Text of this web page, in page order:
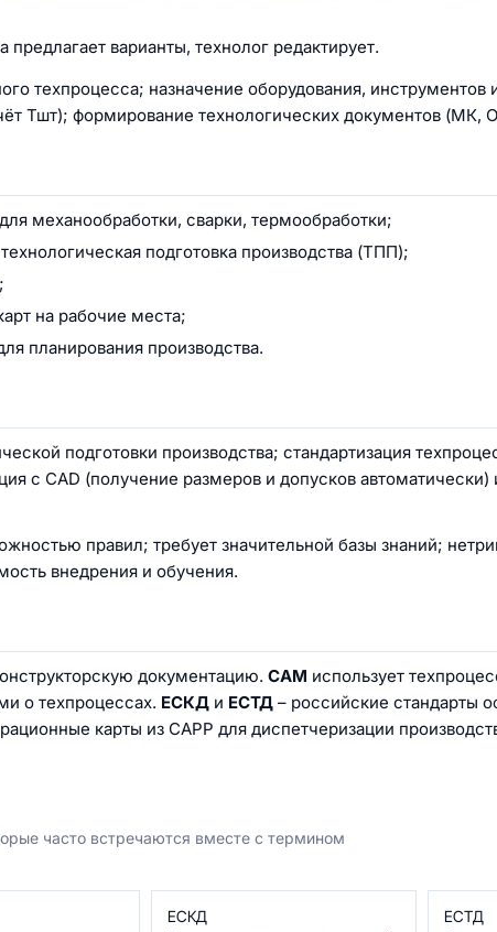
предлагает варианты, технолог редактирует.
техпроцесса; назначение оборудования, инструментов
Тшт); формирование технологических документов
механообработки, сварки, термообработки;
подготовка производства (ТПП);
на рабочие места;
планирования производства.
подготовки производства; стандартизация
с CAD (получение размеров и допусков
правил; требует значительной базы знаний;
внедрения и обучения.
документацию. CAM использует
о техпроцессах. ЕСКД и ЕСТД – российские стандарты
карты из CAPP для диспетчеризации
часто встречаются вместе с термином
ЕСКД ЕСТД